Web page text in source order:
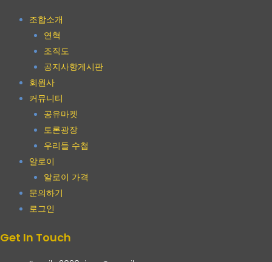
조합소개
연혁
조직도
공지사항게시판
회원사
커뮤니티
공유마켓
토론광장
우리들 수첩
알로이
알로이 가격
문의하기
로그인
Get In Touch